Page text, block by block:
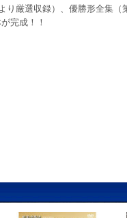
厳選収録）、優勝形全集（
完成！！